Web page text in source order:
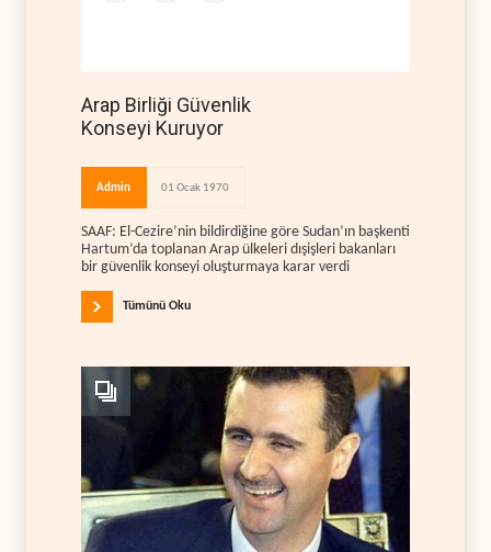
Arap Birliği Güvenlik
Konseyi Kuruyor
Admin 01 Ocak 1970
SAAF: El-Cezire’nin bildirdiğine göre Sudan’ın başkenti
Hartum’da toplanan Arap ülkeleri dışişleri bakanları
bir güvenlik konseyi oluşturmaya karar verdi
Tümünü Oku